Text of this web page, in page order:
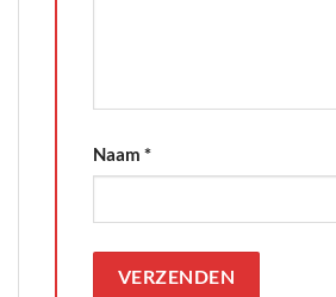
Naam *